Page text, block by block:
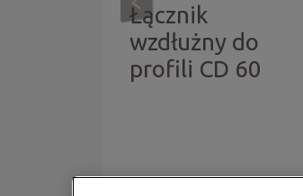
Łącznik
wzdłużny do
profili CD 60